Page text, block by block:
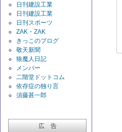
日刊建設工業
日刊建設工業
日刊スポーツ
ZAK・ZAK
きっこのブログ
敬天新聞
狼魔人日記
メンバー
二階堂ドットコム
依存症の独り言
須藤甚一郎
広 告